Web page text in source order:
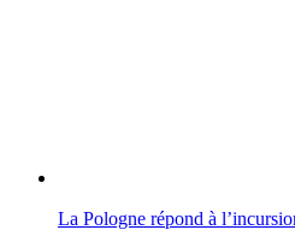
La Pologne répond à